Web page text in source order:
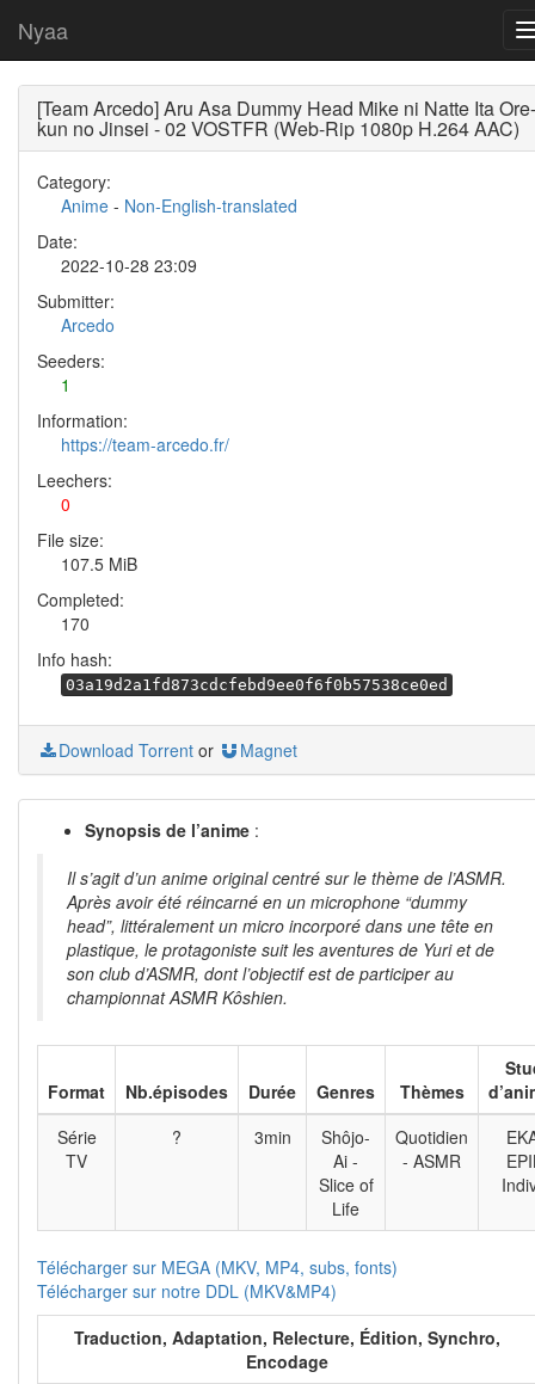
Nyaa
[Team Arcedo] Aru Asa Dummy Head Mike ni Natte Ita Ore-
kun no Jinsei - 02 VOSTFR (Web-Rip 1080p H.264 AAC)
Category:
Anime - Non-English-translated
Date:
2022-10-28 23:09
Submitter:
Arcedo
Seeders:
1
Information:
https://team-arcedo.fr/
Leechers:
0
File size:
107.5 MiB
Completed:
170
Info hash:
03a19d2a1fd873cdcfebd9ee0f6f0b57538ce0ed
Download Torrent or Magnet
Synopsis de l’anime :
Il s’agit d’un anime original centré sur le thème de l’ASMR.
Après avoir été réincarné en un microphone “dummy
head”, littéralement un micro incorporé dans une tête en
plastique, le protagoniste suit les aventures de Yuri et de
son club d’ASMR, dont l’objectif est de participer au
championnat ASMR Kôshien.
Format Nb.épisodes Durée Genres Thèmes
Série
TV
? 3min
Shôjo-
Ai -
Slice of
Life
Quotidien
- ASMR
Télécharger sur MEGA (MKV, MP4, subs, fonts)
Télécharger sur notre DDL (MKV&MP4)
Traduction, Adaptation, Relecture, Édition, Synchro,
Encodage